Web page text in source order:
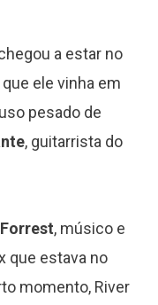
a estar no
ele vinha em
pesado de
, guitarrista do
, músico e
que estava no
momento, River